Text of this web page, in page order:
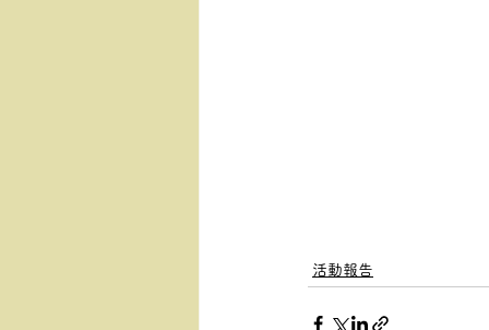
活動報告